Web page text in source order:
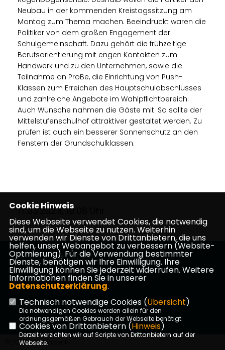
Neubau in der kommenden Kreistagssitzung am
Montag zum Thema machen. Beeindruckt waren die
Politiker von dem großen Engagement der
Schulgemeinschaft. Dazu gehört die frühzeitige
Berufsorientierung mit engen Kontakten zum
Handwerk und zu den Unternehmen, sowie die
Teilnahme an ProBe, die Einrichtung von Push-
Klassen zum Erreichen des Hauptschulabschlusses
und zahlreiche Angebote im Wahlpflichtbereich.
Auch Wünsche nahmen die Gäste mit. So sollte der
Mittelstufenschulhof attraktiver gestaltet werden. Zu
prüfen ist auch ein besserer Sonnenschutz an den
Fenstern der Grundschulklassen.
17.03.2023, 19:08 Uhr
CDU-Kreisverband Waldeck-Frankenberg
Impressum Datenschutz Kontakt
©2026 CDU Waldeck-
Cookie Hinweis
Diese Webseite verwendet Cookies, die notwendig
sind, um die Webseite zu nutzen. Weiterhin
verwenden wir Dienste von Drittanbietern, die uns
helfen, unser Webangebot zu verbessern (Website-
Optmierung). Für die Verwendung bestimmter
Dienste, benötigen wir Ihre Einwilligung. Ihre
Einwilligung können Sie jederzeit widerrufen. Weitere
Informationen finden Sie in unserer
Datenschutzerklärung.
Technisch notwendige Cookies (Übersicht)
Die notwendigen Cookies werden allein für den
ordnungsgemäßen Gebrauch der Webseite benötigt.
Cookies von Drittanbietern (Hinweis)
Derzeit verzichten wir auf Scripte von Drittanbietern auf der
Webseite.